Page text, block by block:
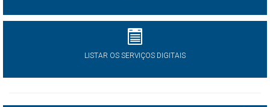
LISTAR OS SERVIÇOS DIGITAIS